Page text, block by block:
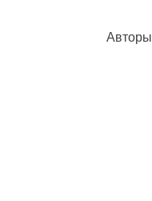
Авторы